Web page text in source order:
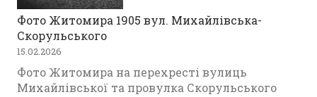
Фото Житомира 1905 вул. Михайлівська-
Скорульського
15.02.2026
Фото Житомира на перехресті вулиць
Михайлівської та провулка Скорульського